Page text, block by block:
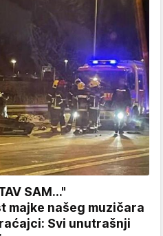
SAM..."
majke našeg muzičara
Svi unutrašnji